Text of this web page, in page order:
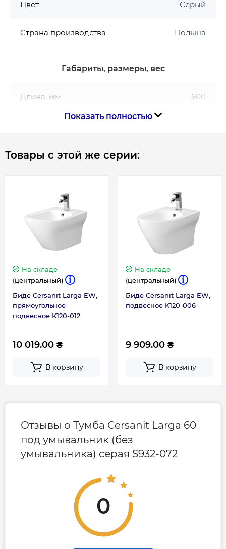
Материал – ДСП
Материал фасада – ламинированная ДСП
плавного закрывания Soft Close
Тип шкафчика – подвесной с возможностью
Ширина – 59,4 см
2 года
Цвет Серый
Страна производства Польша
Габариты, размеры, вес
Длина, мм 600
Показать полностью
Товары с этой же серии:
На складе
(центральный)
Биде Cersanit Larga EW,
прямоугольное
подвесное K120-012
10 019.00 ₴
В корзину
На складе
(центральный)
Биде Cersanit Larga EW,
подвесное K120-006
9 909.00 ₴
В корзину
Отзывы о Тумба Cersanit Larga 60
под умывальник (без
умывальника) серая S932-072
0